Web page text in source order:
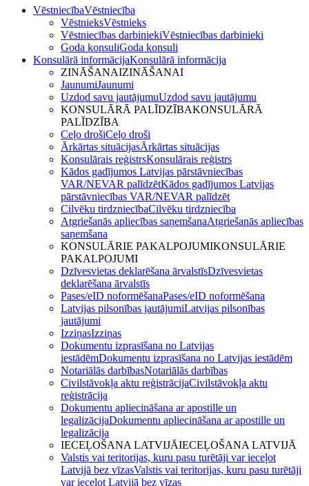
VēstniecībaVēstniecība
VēstnieksVēstnieks
Vēstniecības darbiniekiVēstniecības darbinieki
Goda konsuliGoda konsuli
Konsulārā informācijaKonsulārā informācija
ZINĀŠANAIZINĀŠANAI
JaunumiJaunumi
Uzdod savu jautājumuUzdod savu jautājumu
KONSULĀRĀ PALĪDZĪBAKONSULĀRĀ
PALĪDZĪBA
Ceļo drošiCeļo droši
Ārkārtas situācijasĀrkārtas situācijas
Konsulārais reģistrsKonsulārais reģistrs
Kādos gadījumos Latvijas pārstāvniecības
VAR/NEVAR palīdzētKādos gadījumos Latvijas
pārstāvniecības VAR/NEVAR palīdzēt
Cilvēku tirdzniecībaCilvēku tirdzniecība
Atgriešanās apliecības saņemšanaAtgriešanās apliecības
saņemšana
KONSULĀRIE PAKALPOJUMIKONSULĀRIE
PAKALPOJUMI
Dzīvesvietas deklarēšana ārvalstīsDzīvesvietas
deklarēšana ārvalstīs
Pases/eID noformēšanaPases/eID noformēšana
Latvijas pilsonības jautājumiLatvijas pilsonības
jautājumi
IzziņasIzziņas
Dokumentu izprasīšana no Latvijas
iestādēmDokumentu izprasīšana no Latvijas iestādēm
Notariālās darbībasNotariālās darbības
Civilstāvokļa aktu reģistrācijaCivilstāvokļa aktu
reģistrācija
Dokumentu apliecināšana ar apostille un
legalizācijaDokumentu apliecināšana ar apostille un
legalizācija
IECEĻOŠANA LATVIJĀIECEĻOŠANA LATVIJĀ
Valstis vai teritorijas, kuru pasu turētāji var ieceļot
Latvijā bez vīzasValstis vai teritorijas, kuru pasu turētāji
var ieceļot Latvijā bez vīzas